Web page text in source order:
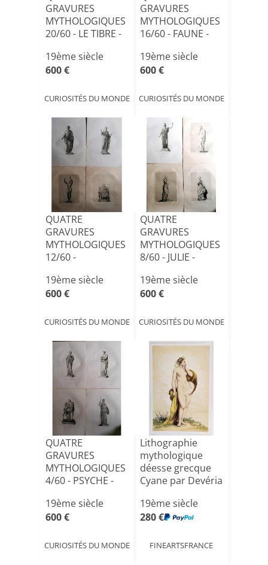
GRAVURES
MYTHOLOGIQUES
20/60 - LE TIBRE -
GLAD[...]
19ème siècle
600 €
CURIOSITÉS DU MONDE
GRAVURES
MYTHOLOGIQUES
16/60 - FAUNE -
E[...]
19ème siècle
600 €
CURIOSITÉS DU MONDE
QUATRE
GRAVURES
MYTHOLOGIQUES
12/60 -
DIDIUS JULIANUS
[...]
19ème siècle
600 €
CURIOSITÉS DU MONDE
QUATRE
GRAVURES
MYTHOLOGIQUES
8/60 - JULIE -
DE L'E[...]
19ème siècle
600 €
CURIOSITÉS DU MONDE
QUATRE
GRAVURES
MYTHOLOGIQUES
4/60 - PSYCHE -
HYGIEE -[...]
19ème siècle
600 €
CURIOSITÉS DU MONDE
Lithographie
mythologique
déesse grecque
Cyane par Devéria
19ème siècle
280 €
FINEARTSFRANCE